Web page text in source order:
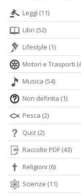
Leggi (11)
Libri (52)
Lifestyle (1)
Motori e Trasporti
Musica (54)
Non definita (1)
Pesca (2)
Quiz (2)
Raccolte PDF (43)
Religioni (6)
Scienze (11)